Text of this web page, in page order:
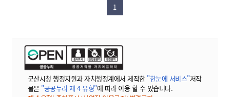
1
군산시청 행정지원과 자치행정계에서 제작한 "한눈에 서비스"저작
물은 "공공누리 제 4 유형"에 따라 이용 할 수 있습니다.